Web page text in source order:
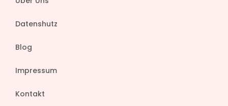
Datenshutz
Blog
Impressum
Kontakt